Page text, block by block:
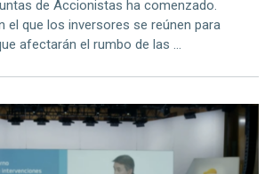
de Accionistas ha comenzado.
el que los inversores se reúnen para
afectarán el rumbo de las ...